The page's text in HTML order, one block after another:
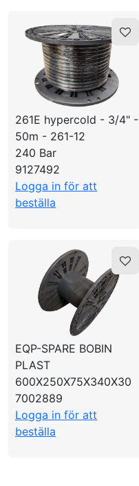
261E hypercold - 3/4" -
50m - 261-12
240 Bar
9127492
Logga in för att
beställa
EQP-SPARE BOBIN
PLAST
600X250X75X340X30
7002889
Logga in för att
beställa